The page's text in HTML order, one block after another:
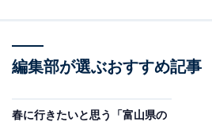
編集部が選ぶおすすめ記事
春に行きたいと思う「富山県の